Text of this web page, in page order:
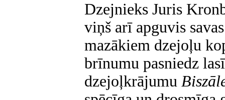
Dzejnieks Juris
viņš arī apguvis
mazākiem dzejoļu
brīnumu pasniedz
dzejoļkrājumu